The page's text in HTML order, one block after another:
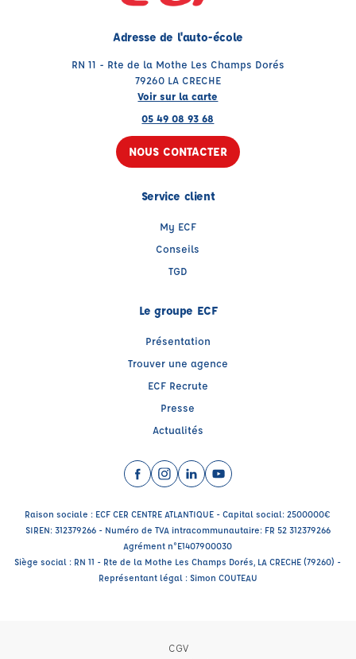
Adresse de l'auto-école
RN 11 - Rte de la Mothe Les Champs Dorés
79260 LA CRECHE
Voir sur la carte
05 49 08 93 68
NOUS CONTACTER
Service client
My ECF
Conseils
TGD
Le groupe ECF
Présentation
Trouver une agence
ECF Recrute
Presse
Actualités
Facebook (nouvelle fenêtre)
Instagram (nouvelle fenêtre)
LinkedIn (nouvelle fenêtre)
YouTube (nouvelle
Raison sociale : ECF CER CENTRE ATLANTIQUE - Capital social: 2500000€
SIREN: 312379266 - Numéro de TVA intracommunautaire: FR 52 312379266
Agrément n°E1407900030
Siège social : RN 11 - Rte de la Mothe Les Champs Dorés, LA CRECHE (79260) -
Représentant légal : Simon COUTEAU
CGV